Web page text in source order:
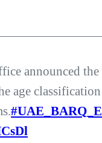
announced the
age classification